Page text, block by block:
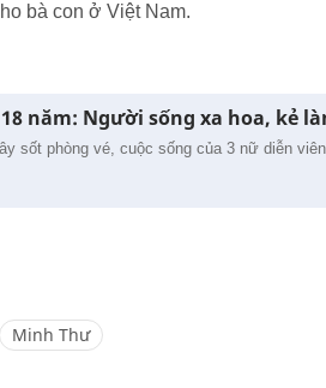
bà con ở Việt Nam.
năm: Người sống xa hoa, kẻ
sốt phòng vé, cuộc sống của 3 nữ diễn
Minh Thư